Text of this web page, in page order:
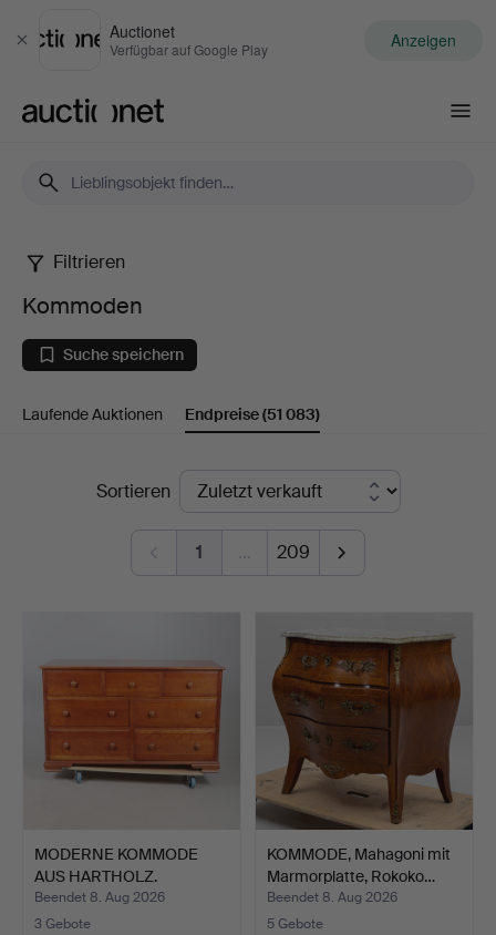
Schließen
Auctionet
Verfügbar auf Google Play Anzeigen
Kommoden
Filtrieren
Kommoden
Suche speichern
Laufende Auktionen Endpreise(51 083)
EndpreiseSortieren
1 … 209
MODERNE KOMMODE
AUS HARTHOLZ.
Beendet 8. Aug 2026
3 Gebote
KOMMODE, Mahagoni mit
Marmorplatte, Rokoko…
Beendet 8. Aug 2026
5 Gebote